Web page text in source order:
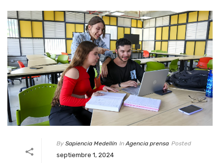
By Sapiencia Medellín In Agencia prensa Posted
septiembre 1, 2024